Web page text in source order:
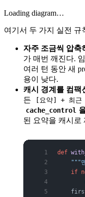
Loading diagram…
여기서 두 가지 실전 규
자주 조금씩 압축
가 매번 깨진다.
여러 턴 동안 새
용이 낮다.
캐시 경계를 컴팩
든
[요약] + 최근
cache_control
된 요약을 캐시로
def
"""
    if